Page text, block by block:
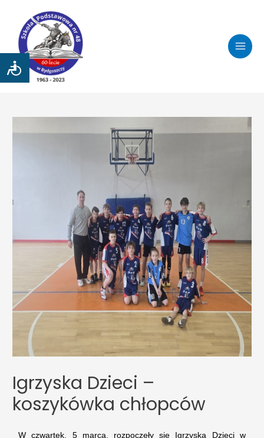
Igrzyska Dzieci –
koszykówka chłopców
W czwartek, 5 marca, rozpoczęły się Igrzyska Dzieci w